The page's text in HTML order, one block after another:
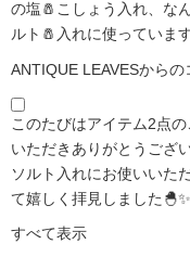
の塩🧂こしょう入れ、な
ルト🧂入れに使っています
ANTIQUE LEAVESからの
このたびはアイテム2点
いただきありがとうござ
ソルト入れにお使いいた
て嬉しく拝見しました🐣✨
すべて表示